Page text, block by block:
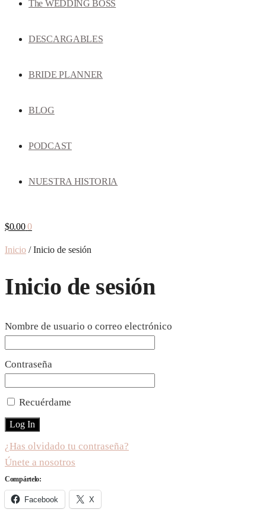
The WEDDING BOSS
DESCARGABLES
BRIDE PLANNER
BLOG
PODCAST
NUESTRA HISTORIA
$0.00 0
Inicio /Inicio de sesión
Inicio de sesión
Nombre de usuario o correo electrónico
Contraseña
Recuérdame
¿Has olvidado tu contraseña?
Únete a nosotros
Compártelo:
Facebook X